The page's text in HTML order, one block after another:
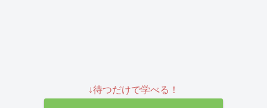
↓待つだけで学べる！